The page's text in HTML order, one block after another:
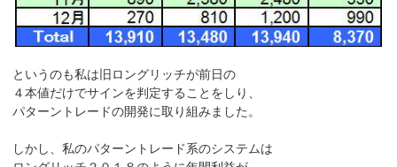
というのも私は旧ロングリッチが前日の
４本値だけでサインを判定することをしり、
パターントレードの開発に取り組みました。
しかし、私のパターントレード系のシステムは